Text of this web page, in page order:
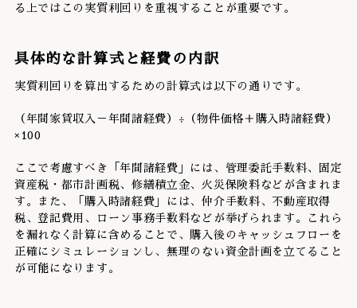
る上ではこの実質利回りを重視することが重要です。
具体的な計算式と経費の内訳
実質利回りを算出するための計算式は以下の通りです。
（年間家賃収入－年間諸経費）÷（物件価格＋購入時諸経費）
×100
ここで考慮すべき「年間諸経費」には、管理委託手数料、固定
資産税・都市計画税、修繕積立金、火災保険料などが含まれま
す。また、「購入時諸経費」には、仲介手数料、不動産取得
税、登記費用、ローン事務手数料などが挙げられます。これら
を漏れなく計算に含めることで、購入後のキャッシュフローを
正確にシミュレーションし、無理のない資金計画を立てること
が可能になります。